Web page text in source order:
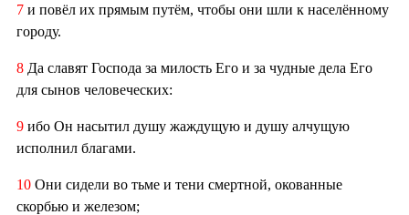
7 и повёл их прямым путём, чтобы они шли к населённому
городу.
8 Да славят Господа за милость Его и за чудные дела Его
для сынов человеческих:
9 ибо Он насытил душу жаждущую и душу алчущую
исполнил благами.
10 Они сидели во тьме и тени смертной, окованные
скорбью и железом;